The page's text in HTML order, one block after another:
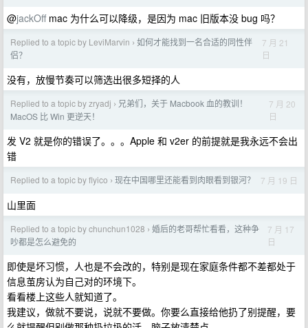
@jackOffmac 为什么可以降级，是因为 mac 旧版本没 bug 吗？
Replied to a topic by LeviMarvin › 如何才能找到一名合适的同性伴
侣？
7 月 21
日
没有，放慢节奏可以筛选出很多短择的人
Replied to a topic by zryadj › 兄弟们，关于 Macbook 血的教训！
MacOS 比 Win 更逆天！
7 月 20
日
发 V2 就是你的错误了。。。Apple 和 v2er 的前提就是我永远不会出
错
Replied to a topic by flyico › 现在中国哪里还能看到肉眼看到银河？ 7 月 19 日
山里面
Replied to a topic by chunchun1028 › 婚后的老哥帮忙看看，这种争
吵都是怎么避免的
7 月 17
日
即使是坏习惯，人也是不会改的，特别是现在家庭条件都不差都处于
信息茧房认为自己对的环境下。
看看楼上这些人就知道了。
我建议，做就不要说，说就不要做。你要么直接给他扔了别提醒，要